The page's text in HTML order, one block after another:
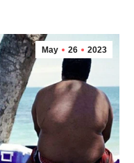
May 26 2023